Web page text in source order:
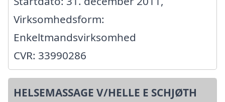
Virksomhedsform:
Enkeltmandsvirksomhed
CVR: 33990286
HELSEMASSAGE V/HELLE E SCHJØTH